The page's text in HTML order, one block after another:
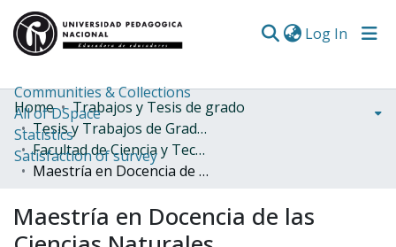
Log In
Communities & Collections
All of DSpace
Statistics
Satisfaction of survey
Home
Trabajos y Tesis de grado
Tesis y Trabajos de Grado (Posgrado)
Facultad de Ciencia y Tecnología
Maestría en Docencia de las Ciencias Naturales
Maestría en Docencia de las